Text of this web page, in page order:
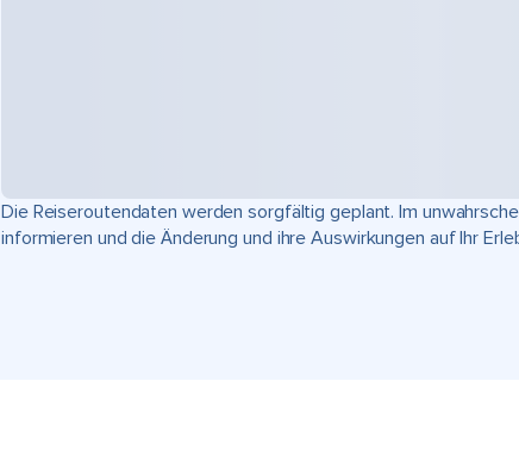
Die Reiseroutendaten werden sorgfältig geplant. Im
informieren und die Änderung und ihre Auswirkungen auf Ihr